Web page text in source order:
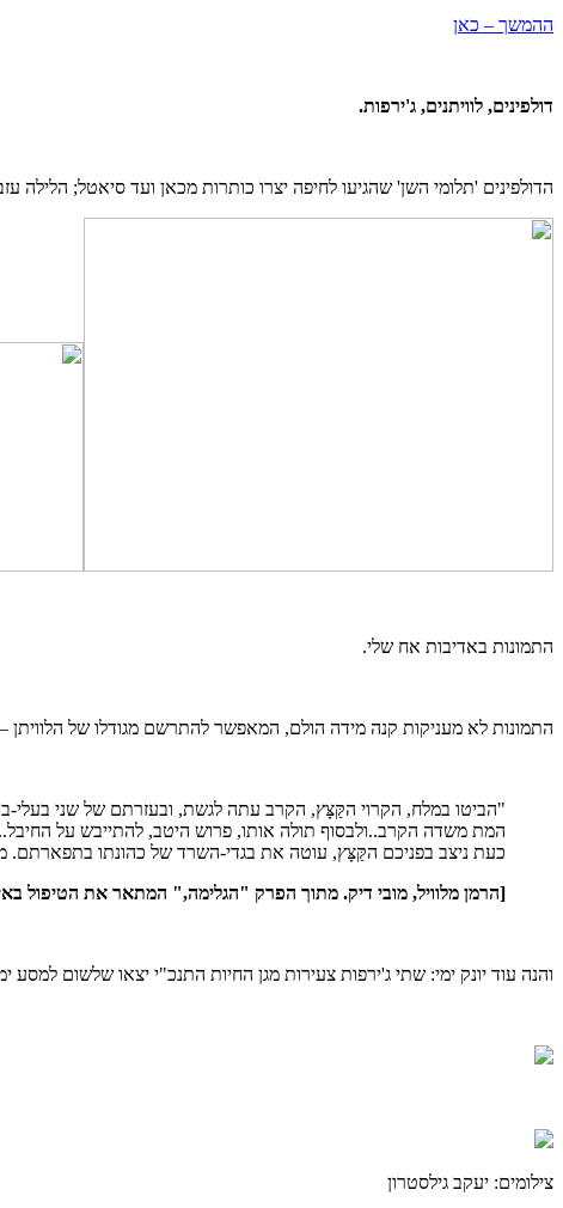
ההמשך – כאן
דולפינים, לוויתנים, ג'ירפות.
הדולפינים 'תלומי השן' שהגיעו לחיפה יצרו כותרות מכאן ועד סיאטל; הלילה
התמונות באדיבות אח שלי.
התמונות לא מעניקות קנה מידה הולם, המאפשר להתרשם מגודלו של
"הביטו במלח, הקרוי הקַּצָּץ, הקרב עתה לגשת, ובעזרתם של שני בעלי-
המת משדה הקרב..ולבסוף תולה אותו, פרוש היטב, להתייבש על החיבל.
כעת ניצב בפניכם הקַּצָּץ, עוטה את בגדי-השרד של כהונתו בתפארתם.
[הרמן מלוויל, מובי דיק. מתוך הפרק "הגלימה," המתאר את הטיפול
והנה עוד יונק ימי: שתי ג'ירפות צעירות מגן החיות התנכ"י יצאו שלשום
צילומים: יעקב גילסטרון